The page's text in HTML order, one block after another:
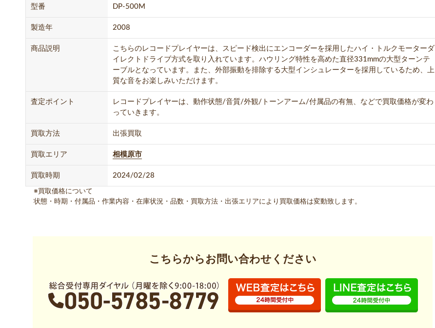
型番 DP-500M
製造年 2008
商品説明
こちらのレコードプレイヤーは、スピード検出にエンコーダーを採用したハイ・トルクモーターダ
イレクトドライブ方式を取り入れています。ハウリング特性を高めた直径331mmの大型ターンテ
ーブルとなっています。また、外部振動を排除する大型インシュレーターを採用しているため、上
質な音をお楽しみいただけます。
査定ポイント
レコードプレイヤーは、動作状態/音質/外観/トーンアーム/付属品の有無、などで買取価格が変わ
っていきます。
買取方法 出張買取
買取エリア 相模原市
買取時期 2024/02/28
※買取価格について
状態・時期・付属品・作業内容・在庫状況・品数・買取方法・出張エリアにより買取価格は変動致します。
こちらからお問い合わせください